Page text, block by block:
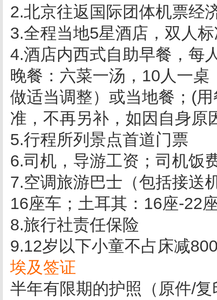
2.北京往返国际团体机票经
3.全程当地5星酒店，双人
4.酒店内西式自助早餐，每
晚餐：六菜一汤，10人一
做适当调整）或当地餐；(
准，不再另补，如因自身原
5.行程所列景点首道门票
6.司机，导游工资；司机饭
7.空调旅游巴士（包括接送
16座车；土耳其：16座-22
8.旅行社责任保险
9.12岁以下小童不占床减
埃及签证
半年有限期的护照（原件/